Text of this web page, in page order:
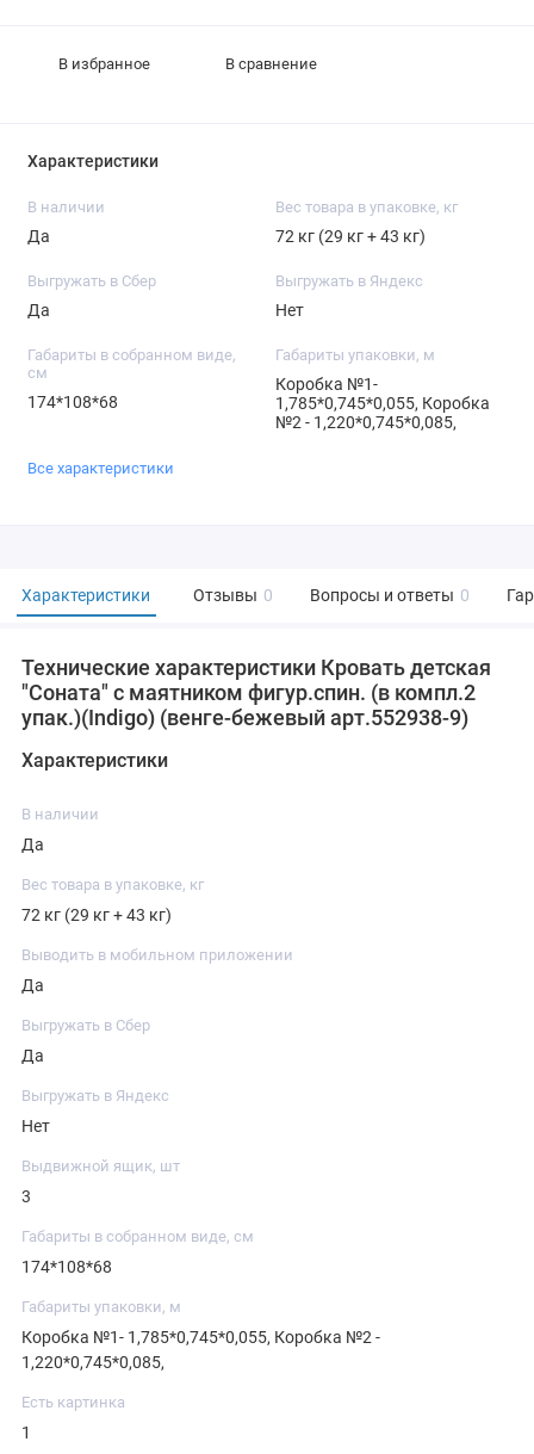
В избранное В сравнение
Характеристики
В наличии
Да
Вес товара в упаковке, кг
72 кг (29 кг + 43 кг)
Выгружать в Сбер
Да
Выгружать в Яндекс
Нет
Габариты в собранном виде,
см
174*108*68
Габариты упаковки, м
Коробка №1-
1,785*0,745*0,055, Коробка
№2 - 1,220*0,745*0,085,
Все характеристики
Характеристики Отзывы 0 Вопросы и ответы 0
Технические характеристики Кровать детская
"Соната" с маятником фигур.спин. (в компл.2
упак.)(Indigo) (венге-бежевый арт.552938-9)
Характеристики
В наличии
Да
Вес товара в упаковке, кг
72 кг (29 кг + 43 кг)
Выводить в мобильном приложении
Да
Выгружать в Сбер
Да
Выгружать в Яндекс
Нет
Выдвижной ящик, шт
3
Габариты в собранном виде, см
174*108*68
Габариты упаковки, м
Коробка №1- 1,785*0,745*0,055, Коробка №2 -
1,220*0,745*0,085,
Есть картинка
1